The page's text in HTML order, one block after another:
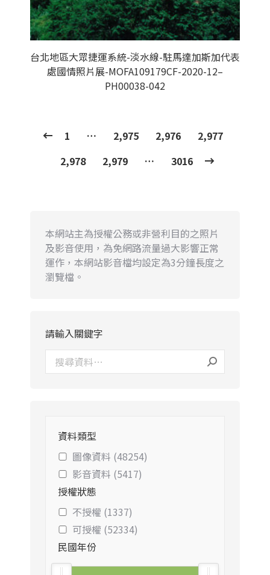
台北地區大眾捷運系統-淡水線-駐馬達加斯加代表
處國情照片展-MOFA109179CF-2020-12–
PH00038-042
1 … 2,975 2,976
2,977
2,978
2,979 … 3016
本網站主為授權公務或非營利目的之照片
及影音使用，為免網路流量過大影響正常
運作，本網站影音檔均設定為3分鐘長度之
瀏覽檔。
請輸入關鍵字
資料類型
圖像資料 (48254)
影音資料 (5417)
授權狀態
不授權 (1337)
可授權 (52334)
民國年份